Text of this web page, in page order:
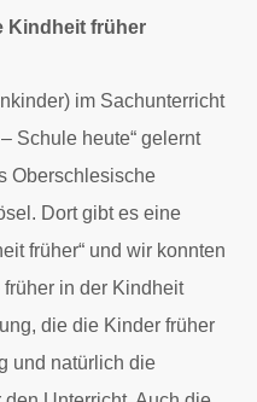
Kindheit früher
im Sachunterricht
Schule heute“ gelernt
Oberschlesische
Dort gibt es eine
früher“ und wir konnten
in der Kindheit
die die Kinder früher
und natürlich die